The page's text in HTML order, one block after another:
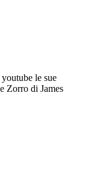
le sue
Zorro di James